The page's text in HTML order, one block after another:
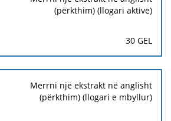
(përkthim) (llogari aktive)
30 GEL
Merrni një ekstrakt në anglisht
(përkthim) (llogari e mbyllur)